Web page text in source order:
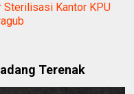
Kantor KPU
Terenak